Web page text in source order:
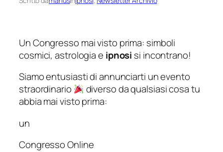
Un Congresso mai visto prima: simboli
cosmici, astrologia e ipnosi si incontrano!
Siamo entusiasti di annunciarti un evento
straordinario
diverso da qualsiasi cosa tu
abbia mai visto prima:
un
Congresso Online